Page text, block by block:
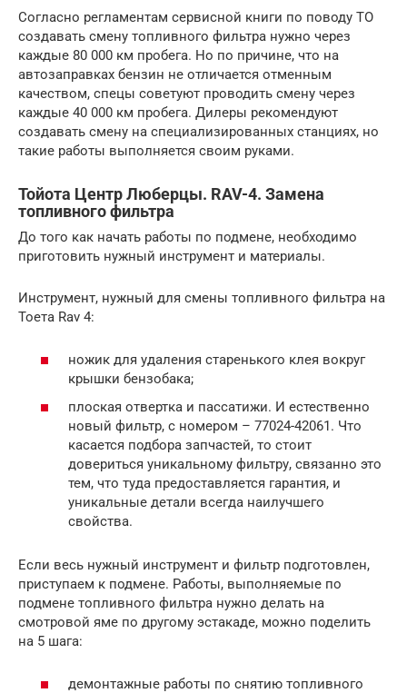
Согласно регламентам сервисной книги по поводу ТО
создавать смену топливного фильтра нужно через
каждые 80 000 км пробега. Но по причине, что на
автозаправках бензин не отличается отменным
качеством, спецы советуют проводить смену через
каждые 40 000 км пробега. Дилеры рекомендуют
создавать смену на специализированных станциях, но
такие работы выполняется своим руками.
Тойота Центр Люберцы. RAV-4. Замена
топливного фильтра
До того как начать работы по подмене, необходимо
приготовить нужный инструмент и материалы.
Инструмент, нужный для смены топливного фильтра на
Тоета Rav 4:
ножик для удаления старенького клея вокруг
крышки бензобака;
плоская отвертка и пассатижи. И естественно
новый фильтр, с номером – 77024-42061. Что
касается подбора запчастей, то стоит
довериться уникальному фильтру, связанно это
тем, что туда предоставляется гарантия, и
уникальные детали всегда наилучшего
свойства.
Если весь нужный инструмент и фильтр подготовлен,
приступаем к подмене. Работы, выполняемые по
подмене топливного фильтра нужно делать на
смотровой яме по другому эстакаде, можно поделить
на 5 шага:
демонтажные работы по снятию топливного